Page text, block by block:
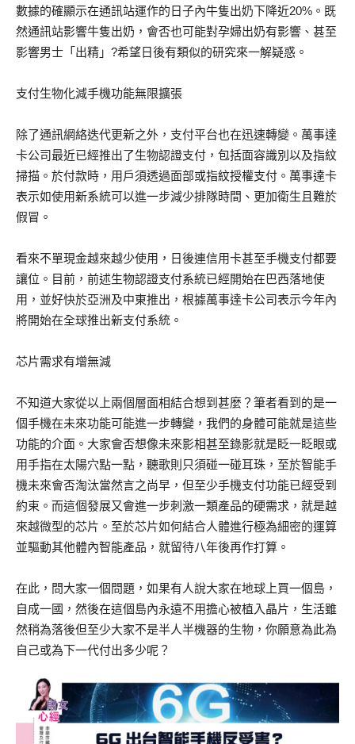
數據的確顯示在通訊站運作的日子內牛隻出奶下降近20%。既
然通訊站影響牛隻出奶，會否也可能對孕婦出奶有影響、甚至
影響男士「出精」?希望日後有類似的研究來一解疑惑。
支付生物化減手機功能無限擴張
除了通訊網絡迭代更新之外，支付平台也在迅速轉變。萬事達
卡公司最近已經推出了生物認證支付，包括面容識別以及指紋
掃描。於付款時，用戶須透過面部或指紋授權支付。萬事達卡
表示如使用新系統可以進一步減少排隊時間、更加衛生且難於
假冒。
看來不單現金越來越少使用，日後連信用卡甚至手機支付都要
讓位。目前，前述生物認證支付系統已經開始在巴西落地使
用，並好快於亞洲及中東推出，根據萬事達卡公司表示今年內
將開始在全球推出新支付系統。
芯片需求有增無減
不知道大家從以上兩個層面相結合想到甚麼？筆者看到的是一
個手機在未來功能可能進一步轉變，我們的身體可能就是這些
功能的介面。大家會否想像未來影相甚至錄影就是眨一眨眼或
用手指在太陽穴點一點，聽歌則只須碰一碰耳珠，至於智能手
機未來會否淘汰當然言之尚早，但至少手機支付功能已經受到
約束。而這個發展又會進一步刺激一類產品的硬需求，就是越
來越微型的芯片。至於芯片如何結合人體進行極為細密的運算
並驅動其他體內智能產品，就留待八年後再作打算。
在此，問大家一個問題，如果有人說大家在地球上買一個島，
自成一國，然後在這個島內永遠不用擔心被植入晶片，生活雖
然稍為落後但至少大家不是半人半機器的生物，你願意為此為
自己或為下一代付出多少呢？